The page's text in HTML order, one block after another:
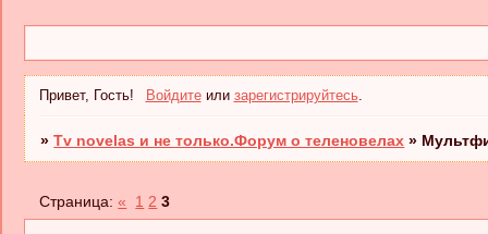
Привет, Гость! Войдитеили зарегистрируйтесь.
»Tv novelas и не только.Форум о теленовелах »
Страница:« 1 2 3